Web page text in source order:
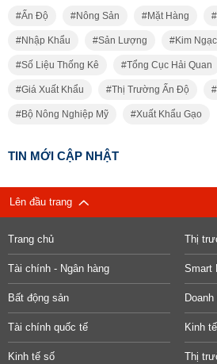
Ấn Độ Nông Sản Mặt Hàng
Nhập Khẩu Sản Lượng Kim
Số Liệu Thống Kê Tổng Cục Hải Quan
Giá Xuất Khẩu Thị Trường Ấn Độ
Bộ Nông Nghiệp Mỹ Xuất Khẩu Gạo
TIN MỚI CẬP NHẬT
Lên đầu trang
Trang chủ Thị
Tài chính - Ngân hàng Smart
Bất động sản
Tài chính quốc tế Kinh
Kinh tế số Thị